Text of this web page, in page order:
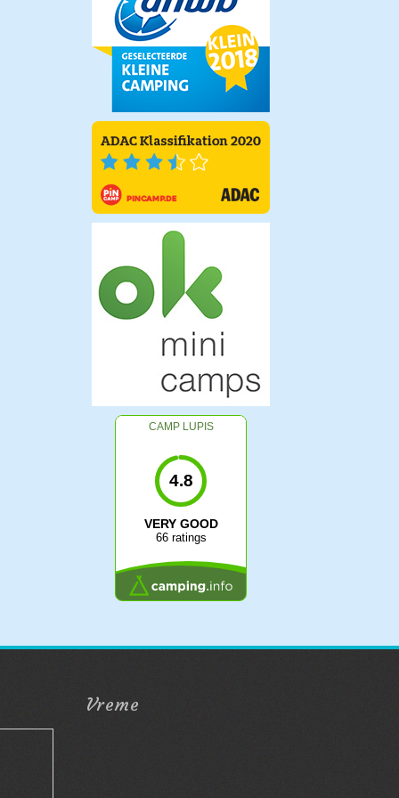
CAMP LUPIS
4.8
VERY GOOD
66 ratings
Vreme